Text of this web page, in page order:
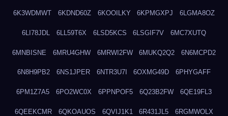
6K3WDMWT 6KDND60Z 6KOOILKY 6KPMGXPJ 6LGMA8OZ
6LI78JDL 6LL59T6X 6LSD5KCS 6LSGIF7V 6MC7XUTQ
6MNBISNE 6MRU4GHW 6MRWI2FW 6MUKQ2Q2 6N6MCPD2
6N8H9PB2 6NS1JPER 6NTR3U7I 6OXMG49D 6PHYGAFF
6PM1Z7A5 6PO2WC0X 6PPNPOF5 6Q23B2FW 6QE19FL3
6QEEKCMR 6QKOAUOS 6QVIJ1K1 6R431JL5 6RGMWOLX